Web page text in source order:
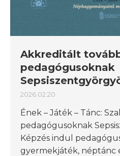
Akkreditált
pedagógusoknak
2026.02.20.
Ének – Játék – Tánc:
pedagógusoknak
Képzés indul
gyermekjáték, néptánc